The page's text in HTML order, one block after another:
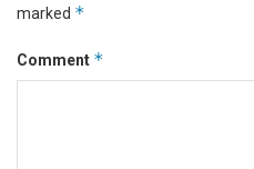
marked *
Comment *